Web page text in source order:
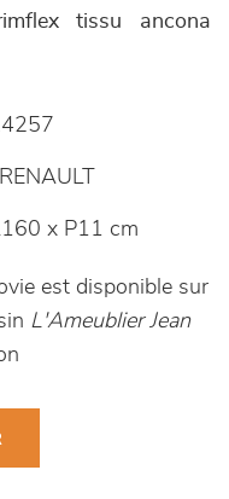
tissu ancona
x P11 cm
est disponible sur
L'Ameublier Jean